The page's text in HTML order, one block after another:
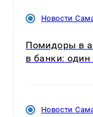
Новости
Помидоры в
в банки:
Новости